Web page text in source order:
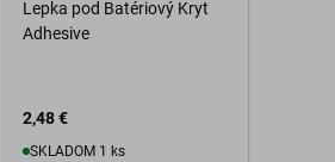
Lepka pod Batériový Kryt
Adhesive
2,48 €
SKLADOM 1 ks